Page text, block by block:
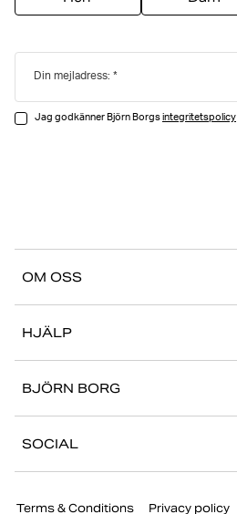
Din mejladress:
Jag godkänner Björn Borgsintegritetspolicy
OM OSS
Stories
Butiker
HJÄLP
FAQ
Retur/Reklamation
BJÖRN BORG
SOCIAL
Terms & Conditions Privacy policy